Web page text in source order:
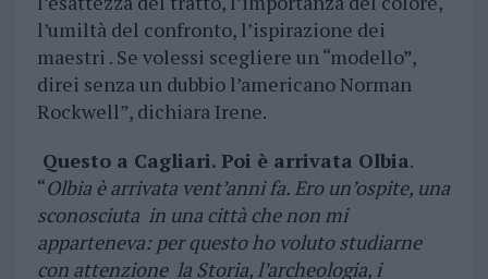
l’umiltà del confronto, l’ispirazione dei
maestri . Se volessi scegliere un “modello”,
direi senza un dubbio l’americano Norman
Rockwell”, dichiara Irene.
Questo a Cagliari. Poi è arrivata Olbia.
“Olbia è arrivata vent’anni fa. Ero un’ospite, una
sconosciuta in una città che non mi
apparteneva: per questo ho voluto studiarne
con attenzione la Storia, l’archeologia, i